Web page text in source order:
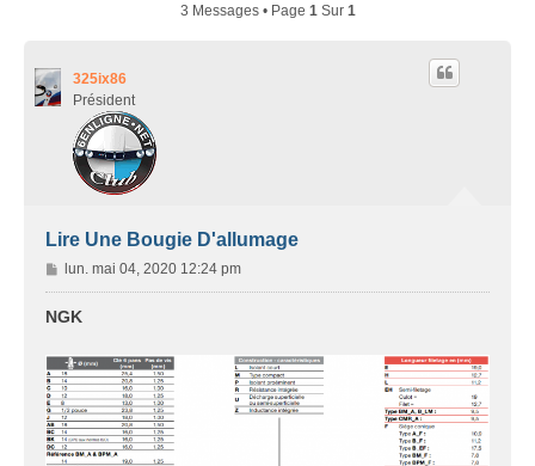
3 Messages • Page 1Sur 1
325ix86
Président
Lire Une Bougie D'allumage
M
e
s
a
g
e
lun. mai 04, 2020 12:24 pm
NGK